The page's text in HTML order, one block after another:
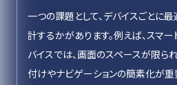
一つの課題として、デバイスごとに
計するかがあります。例えば、スマ
バイスでは、画面のスペースが限ら
付けやナビゲーションの簡素化が重